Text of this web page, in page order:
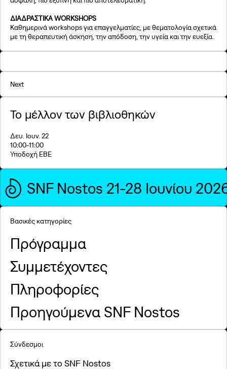
ΔΙΑΔΡΑΣΤΙΚΑ WORKSHOPS
Καθημερινά workshops για επαγγελματίες, με θεματολογία σχετικά
με τη θεραπευτική άσκηση, την απόδοση, την υγεία και την ευεξία.
Next
Το μέλλον των βιβλιοθηκών
Δευ. Ιουν. 22
10:00-11:00
Υποδοχή ΕΒΕ
SNF Nostos 21-28 Ιουνίου
Βασικές κατηγορίες
Πρόγραμμα
Συμμετέχοντες
Πληροφορίες
Προηγούμενα SNF Nostos
Σύνδεσμοι
Σχετικά με το SNF Nostos